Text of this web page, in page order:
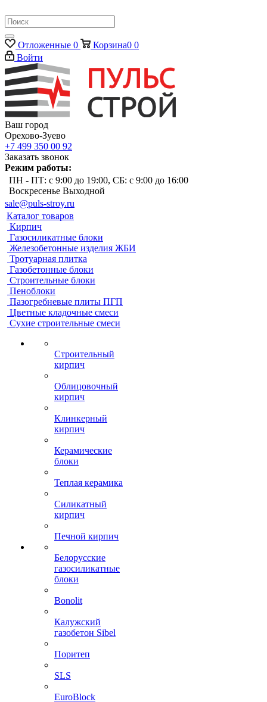
Отложенные 0 Корзина0 0
Войти
Ваш город
Орехово-Зуево
+7 499 350 00 92
Заказать звонок
Режим работы:
ПН - ПТ: с 9:00 до 19:00, СБ: с 9:00 до 16:00
Воскресенье Выходной
sale@puls-stroy.ru
Каталог товаров
Кирпич
Газосиликатные блоки
Железобетонные изделия ЖБИ
Тротуарная плитка
Газобетонные блоки
Строительные блоки
Пеноблоки
Пазогребневые плиты ПГП
Цветные кладочные смеси
Сухие строительные смеси
Строительный
кирпич
Облицовочный
кирпич
Клинкерный
кирпич
Керамические
блоки
Теплая керамика
Силикатный
кирпич
Печной кирпич
Белорусские
газосиликатные
блоки
Bonolit
Калужский
газобетон Sibel
Поритеп
SLS
EuroBlock